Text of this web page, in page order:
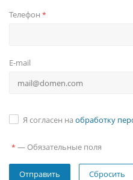
Телефон *
E-mail
Я согласен на обработку
* — Обязательные поля
Сбросить